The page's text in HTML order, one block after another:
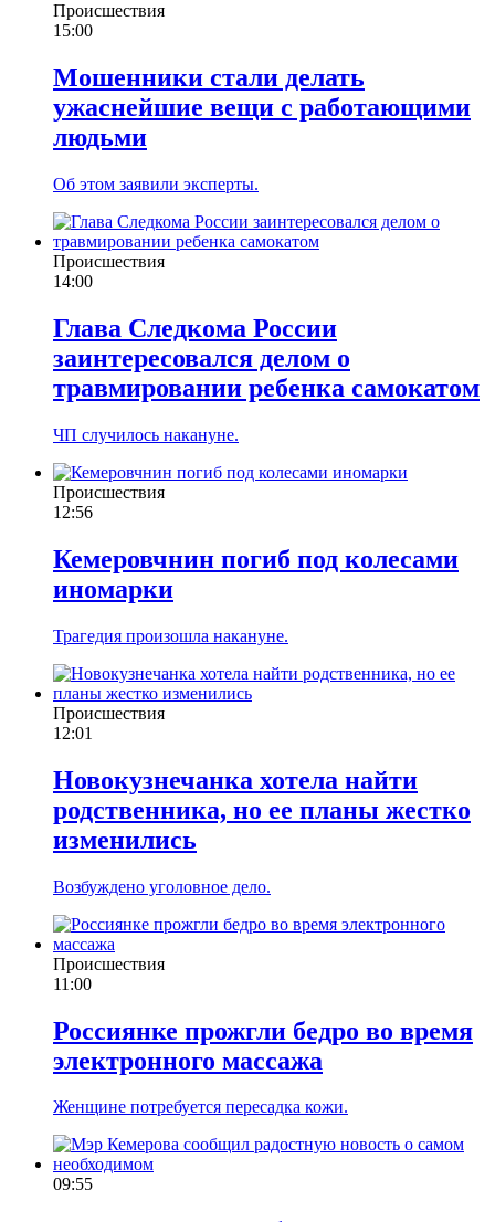
Происшествия
15:00
Мошенники стали делать
ужаснейшие вещи с работающими
людьми
Об этом заявили эксперты.
Происшествия
14:00
Глава Следкома России
заинтересовался делом о
травмировании ребенка самокатом
ЧП случилось накануне.
Происшествия
12:56
Кемеровчнин погиб под колесами
иномарки
Трагедия произошла накануне.
Происшествия
12:01
Новокузнечанка хотела найти
родственника, но ее планы жестко
изменились
Возбуждено уголовное дело.
Происшествия
11:00
Россиянке прожгли бедро во время
электронного массажа
Женщине потребуется пересадка кожи.
09:55